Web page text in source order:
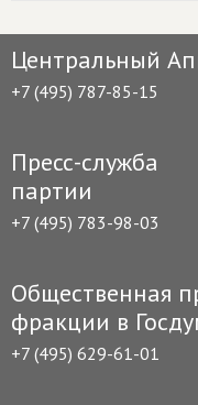
Центральный
+7 (495) 787-85-15
Пресс-служба
партии
+7 (495) 783-98-03
Общественная
фракции в
+7 (495) 629-61-01